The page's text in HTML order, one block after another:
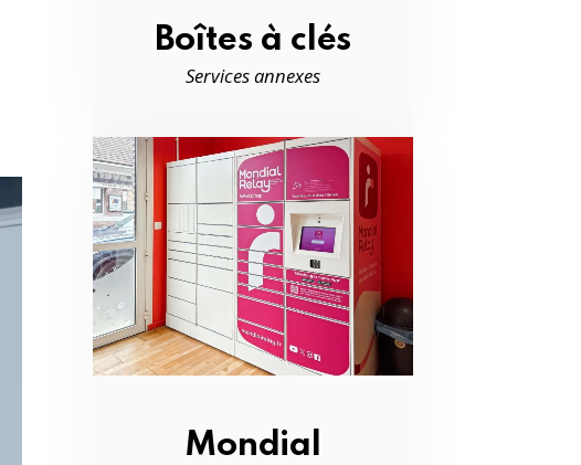
Boîtes à clés
Services annexes
Mondial